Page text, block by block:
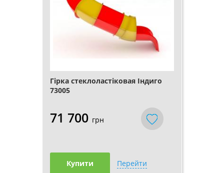
Гірка стеклоластіковая Індиго
73005
71 700 грн
Купити Перейти